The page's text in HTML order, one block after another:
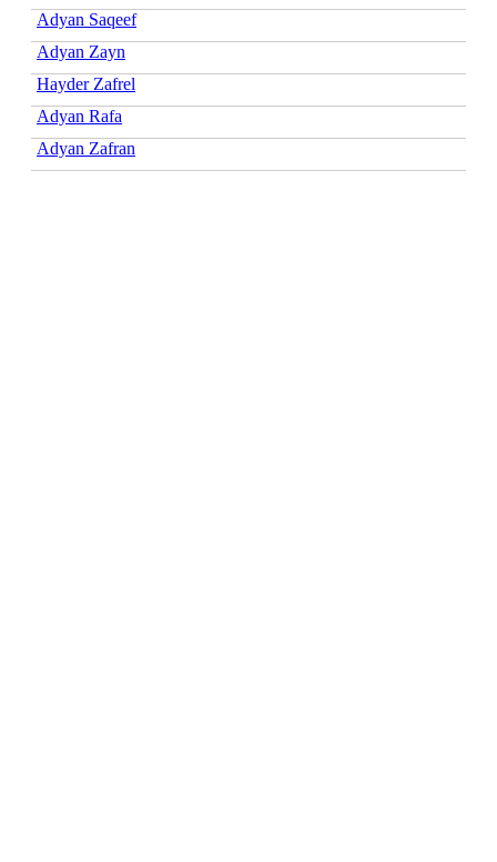
Adyan Saqeef
Adyan Zayn
Hayder Zafrel
Adyan Rafa
Adyan Zafran